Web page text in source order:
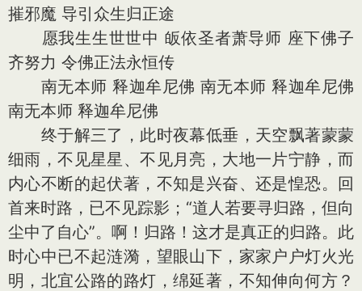
摧邪魔 导引众生归正途
愿我生生世世中 皈依圣者萧导师 座下佛子
齐努力 令佛正法永恒传
南无本师 释迦牟尼佛 南无本师 释迦牟尼佛
南无本师 释迦牟尼佛
终于解三了，此时夜幕低垂，天空飘著蒙蒙
细雨，不见星星、不见月亮，大地一片宁静，而
内心不断的起伏著，不知是兴奋、还是惶恐。回
首来时路，已不见踪影；“道人若要寻归路，但向
尘中了自心”。啊！归路！这才是真正的归路。此
时心中已不起涟漪，望眼山下，家家户户灯火光
明，北宜公路的路灯，绵延著，不知伸向何方？